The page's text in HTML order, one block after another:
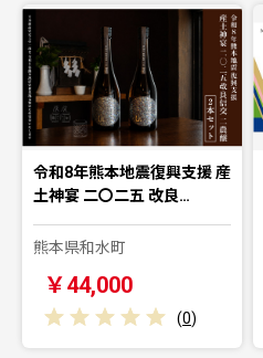
令和8年熊本地震復興支援 産
土神宴 二〇二五 改良…
熊本県和水町
￥44,000
(0)